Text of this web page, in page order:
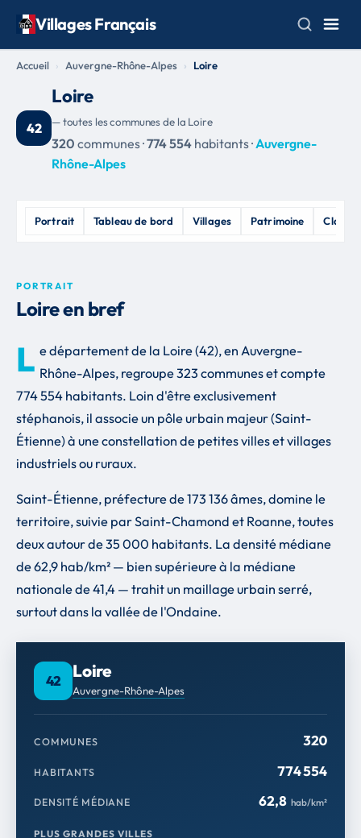
Villages Français
Accueil Auvergne-Rhône-Alpes Loire
42
Loire
— toutes les communes de la Loire
320 communes ·774 554 habitants ·Auvergne-
Rhône-Alpes
Portrait Tableau de bord Villages Patrimoine
PORTRAIT
Loire en bref
L e département de la Loire (42), en Auvergne-
Rhône-Alpes, regroupe 323 communes et compte
774 554 habitants. Loin d'être exclusivement
stéphanois, il associe un pôle urbain majeur (Saint-
Étienne) à une constellation de petites villes et villages
industriels ou ruraux.
Saint-Étienne, préfecture de 173 136 âmes, domine le
territoire, suivie par Saint-Chamond et Roanne, toutes
deux autour de 35 000 habitants. La densité médiane
de 62,9 hab/km² — bien supérieure à la médiane
nationale de 41,4 — trahit un maillage urbain serré,
surtout dans la vallée de l'Ondaine.
42 Loire
Auvergne-Rhône-Alpes
COMMUNES 320
HABITANTS 774 554
DENSITÉ MÉDIANE 62,8 hab/km²
PLUS GRANDES VILLES